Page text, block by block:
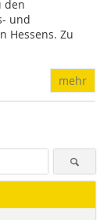
den
und
Hessens. Zu
mehr